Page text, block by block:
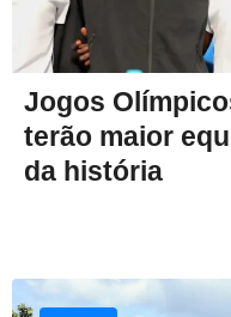
Jogos
terão maior
da história